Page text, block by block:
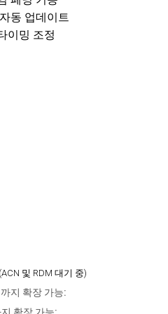
동 업데이트
이밍 조정
및 RDM 대기 중)
지 확장 가능: